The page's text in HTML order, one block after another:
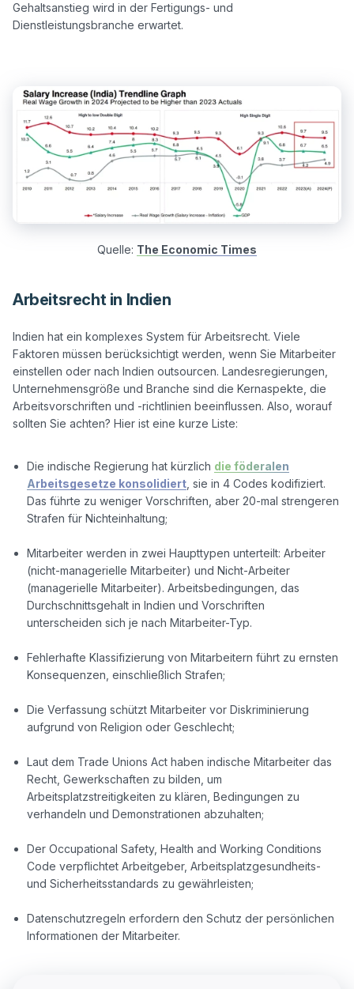
Gehaltsanstieg wird in der Fertigungs- und
Dienstleistungsbranche erwartet.
Quelle: The Economic Times
Arbeitsrecht in Indien
Indien hat ein komplexes System für Arbeitsrecht. Viele
Faktoren müssen berücksichtigt werden, wenn Sie Mitarbeiter
einstellen oder nach Indien outsourcen. Landesregierungen,
Unternehmensgröße und Branche sind die Kernaspekte, die
Arbeitsvorschriften und -richtlinien beeinflussen. Also, worauf
sollten Sie achten? Hier ist eine kurze Liste:
Die indische Regierung hat kürzlich die föderalen
Arbeitsgesetze konsolidiert , sie in 4 Codes kodifiziert.
Das führte zu weniger Vorschriften, aber 20-mal strengeren
Strafen für Nichteinhaltung;
Mitarbeiter werden in zwei Haupttypen unterteilt: Arbeiter
(nicht-managerielle Mitarbeiter) und Nicht-Arbeiter
(managerielle Mitarbeiter). Arbeitsbedingungen, das
Durchschnittsgehalt in Indien und Vorschriften
unterscheiden sich je nach Mitarbeiter-Typ.
Fehlerhafte Klassifizierung von Mitarbeitern führt zu ernsten
Konsequenzen, einschließlich Strafen;
Die Verfassung schützt Mitarbeiter vor Diskriminierung
aufgrund von Religion oder Geschlecht;
Laut dem Trade Unions Act haben indische Mitarbeiter das
Recht, Gewerkschaften zu bilden, um
Arbeitsplatzstreitigkeiten zu klären, Bedingungen zu
verhandeln und Demonstrationen abzuhalten;
Der Occupational Safety, Health and Working Conditions
Code verpflichtet Arbeitgeber, Arbeitsplatzgesundheits-
und Sicherheitsstandards zu gewährleisten;
Datenschutzregeln erfordern den Schutz der persönlichen
Informationen der Mitarbeiter.